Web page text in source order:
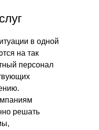
в одной
на так
персонал
решать